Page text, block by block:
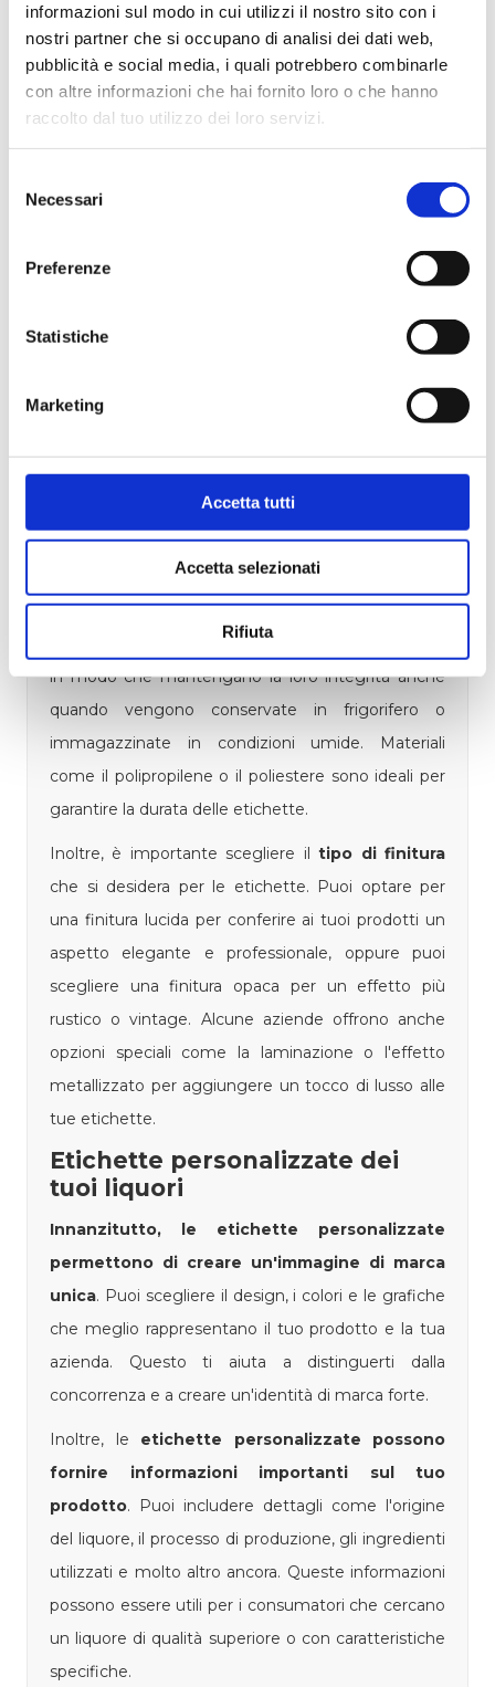
informazioni sul modo in cui utilizzi il nostro sito con i
nostri partner che si occupano di analisi dei dati web,
pubblicità e social media, i quali potrebbero combinarle
con altre informazioni che hai fornito loro o che hanno
raccolto dal tuo utilizzo dei loro servizi.
delNecessari
Preferenze
Statistiche
Marketing
Accetta tutti
Accetta selezionati
Rifiuta
Stampa etichette per liquori
Se hai una distilleria o un'azienda di
produzione di liquori , sai quanto sia importante
avere etichette di alta qualità per i tuoi prodotti. Le
essenziali sul tuo liquore, ma svolgono anche un
ruolo importante nell'attirare l'attenzione dei
consumatori e nel creare un'immagine di marca
Lastampa delle etichette per liquori
richiede
fondamentale lavorare con una azienda come Del
una vasta gamma di opzioni per soddisfare le tue
esigenze specifiche.
Una delle prime cose da considerare è il
delle etichette. Le etichette per liquori devono
essere resistenti all'acqua e alle sostanze chimiche,
in modo che mantengano la loro integrità anche
quando vengono conservate in frigorifero o
immagazzinate in condizioni umide. Materiali
come il polipropilene o il poliestere sono ideali per
garantire la durata delle etichette.
Inoltre, è importante scegliere iltipo di finitura
che si desidera per le etichette. Puoi optare per
una finitura lucida per conferire ai tuoi prodotti un
aspetto elegante e professionale, oppure puoi
scegliere una finitura opaca per un effetto più
rustico o vintage. Alcune aziende offrono anche
opzioni speciali come la laminazione o l'effetto
metallizzato per aggiungere un tocco di lusso alle
tue etichette.
Etichette personalizzate dei
tuoi liquori
Innanzitutto, le etichette personalizzate
permettono di creare un'immagine di marca
unica. Puoi scegliere il design, i colori e le grafiche
che meglio rappresentano il tuo prodotto e la tua
azienda. Questo ti aiuta a distinguerti dalla
concorrenza e a creare un'identità di marca forte.
Inoltre, le etichette personalizzate possono
fornire informazioni importanti sul tuo
prodotto. Puoi includere dettagli come l'origine
del liquore, il processo di produzione, gli ingredienti
utilizzati e molto altro ancora. Queste informazioni
possono essere utili per i consumatori che cercano
un liquore di qualità superiore o con caratteristiche
specifiche.